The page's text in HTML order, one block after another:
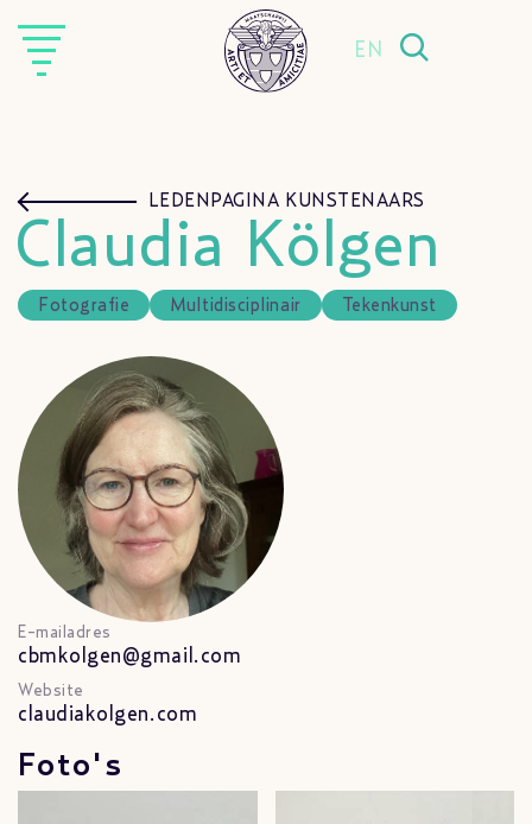
EN
LEDENPAGINA KUNSTENAARS
Claudia Kölgen
Fotografie Multidisciplinair Tekenkunst
E-mailadres
cbmkolgen@gmail.com
Website
claudiakolgen.com
Foto's